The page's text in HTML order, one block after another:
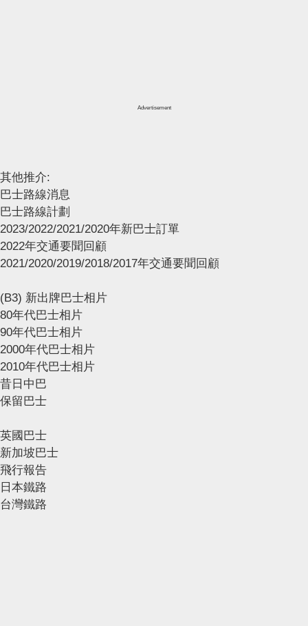
Advertisement
其他推介:
巴士路線消息
巴士路線計劃
2023/2022/2021/2020年新巴士訂單
2022年交通要聞回顧
2021/2020/2019/2018/2017年交通要聞回顧
(B3) 新出牌巴士相片
80年代巴士相片
90年代巴士相片
2000年代巴士相片
2010年代巴士相片
昔日中巴
保留巴士
英國巴士
新加坡巴士
飛行報告
日本鐵路
台灣鐵路